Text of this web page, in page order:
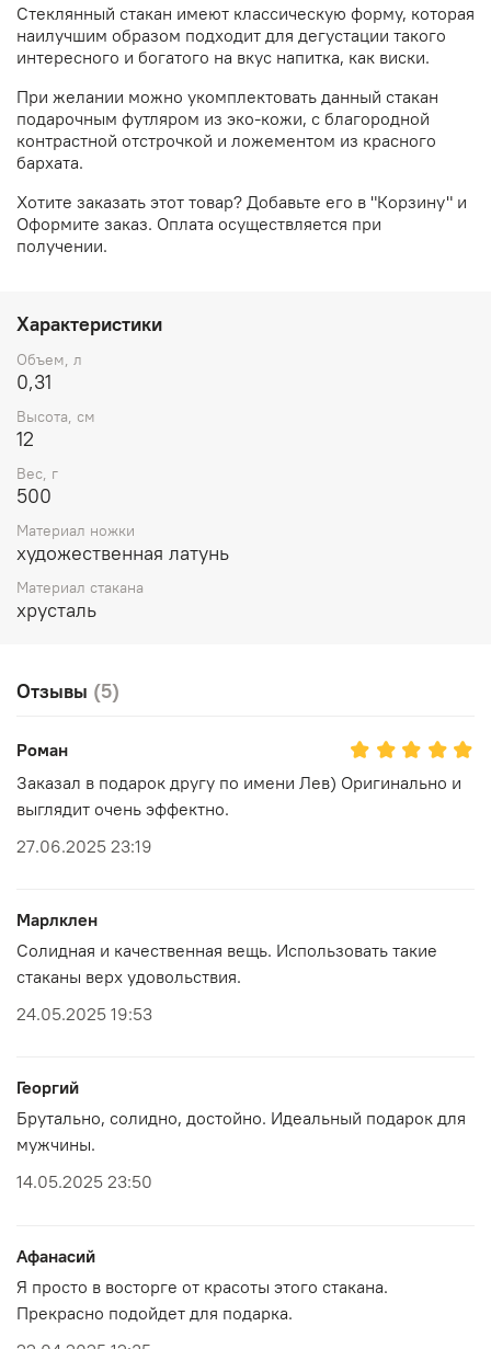
Стеклянный стакан имеют классическую форму, которая
наилучшим образом подходит для дегустации такого
интересного и богатого на вкус напитка, как виски.
При желании можно укомплектовать данный стакан
подарочным футляром из эко-кожи, с благородной
контрастной отстрочкой и ложементом из красного
бархата.
Хотите заказать этот товар? Добавьте его в "Корзину" и
Оформите заказ. Оплата осуществляется при
получении.
Характеристики
Объем, л
0,31
Высота, см
12
Вес, г
500
Материал ножки
художественная латунь
Материал стакана
хрусталь
Отзывы (5)
Роман
Заказал в подарок другу по имени Лев) Оригинально и
выглядит очень эффектно.
27.06.2025 23:19
Марлклен
Солидная и качественная вещь. Использовать такие
стаканы верх удовольствия.
24.05.2025 19:53
Георгий
Брутально, солидно, достойно. Идеальный подарок для
мужчины.
14.05.2025 23:50
Афанасий
Я просто в восторге от красоты этого стакана.
Прекрасно подойдет для подарка.